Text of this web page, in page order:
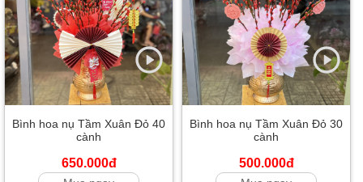
Bình hoa nụ Tầm Xuân Đỏ 40
cành
650.000đ
Bình hoa nụ Tầm Xuân Đỏ 30
cành
500.000đ